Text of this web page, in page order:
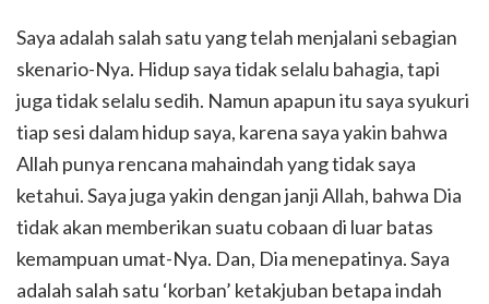
Saya adalah salah satu yang telah menjalani sebagian
skenario-Nya. Hidup saya tidak selalu bahagia, tapi
juga tidak selalu sedih. Namun apapun itu saya syukuri
tiap sesi dalam hidup saya, karena saya yakin bahwa
Allah punya rencana mahaindah yang tidak saya
ketahui. Saya juga yakin dengan janji Allah, bahwa Dia
tidak akan memberikan suatu cobaan di luar batas
kemampuan umat-Nya. Dan, Dia menepatinya. Saya
adalah salah satu ‘korban’ ketakjuban betapa indah